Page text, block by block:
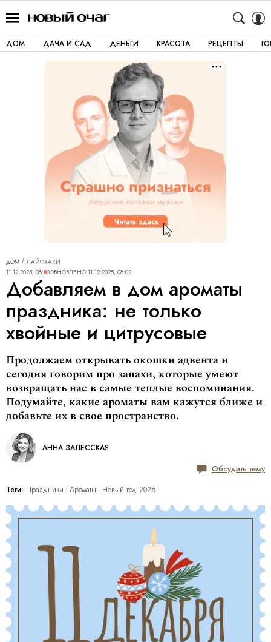
ДОМ ДАЧА И САД ДЕНЬГИ КРАСОТА РЕЦЕПТЫ
ДОМ
ЛАЙФХАКИ
11.12.2025, 08:00ОБНОВЛЕНО 11.12.2025, 08:02
Добавляем в дом ароматы
праздника: не только
хвойные и цитрусовые
Продолжаем открывать окошки адвента и
сегодня говорим про запахи, которые умеют
возвращать нас в самые теплые воспоминания.
Подумайте, какие ароматы вам кажутся ближе и
добавьте их в свое пространство.
АННА ЗАЛЕССКАЯ
Обсудить тему
Теги: Праздники Ароматы Новый год 2026